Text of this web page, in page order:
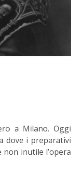
a Milano. Oggi
dove i preparativi
non inutile l’opera